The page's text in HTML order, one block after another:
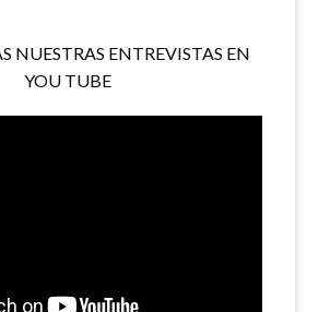
NUESTRAS ENTREVISTAS EN
YOU TUBE